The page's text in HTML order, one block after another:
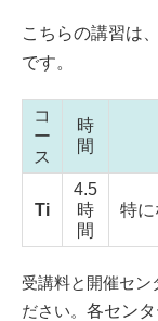
こちらの講習は、
です。
コ
ー
ス
時
間
Ti
4.5
時
間
特に
受講料と開催セン
ださい。 各セン